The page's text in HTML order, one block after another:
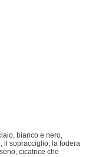
bianco e nero,
il sopracciglio, la fodera
cicatrice che